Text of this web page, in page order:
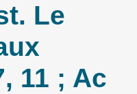
Le
11 ; Ac